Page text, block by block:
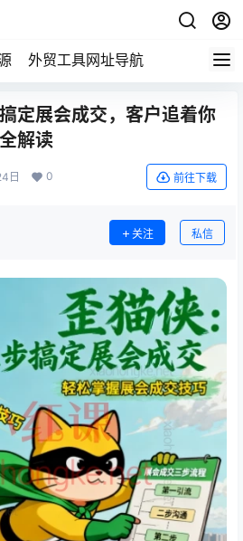
外贸工具网址导航
定展会成交，客户追着你
解读
日 0 前往下载
关注 私信